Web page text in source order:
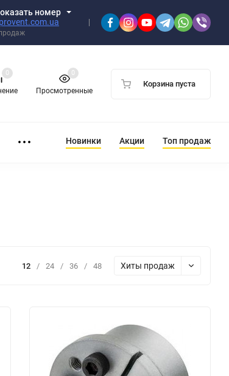
номер
0
Просмотренные
0
Корзина пуста
Новинки Акции Топ продаж
12 / 24 / 36 / 48 Хиты продаж